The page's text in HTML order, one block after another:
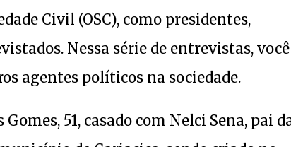
Civil (OSC), como presidentes,
Nessa série de entrevistas, você
agentes políticos na sociedade.
51, casado com Nelci Sena, pai